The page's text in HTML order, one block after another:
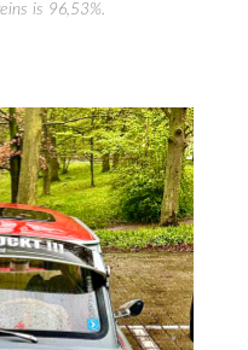
is 96,53%.